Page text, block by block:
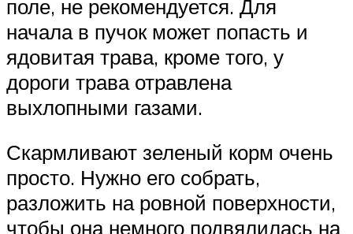
поле, не рекомендуется. Для
начала в пучок может попасть и
ядовитая трава, кроме того, у
дороги трава отравлена
выхлопными газами.
Скармливают зеленый корм очень
просто. Нужно его собрать,
разложить на ровной поверхности,
чтобы она немного подвялилась на